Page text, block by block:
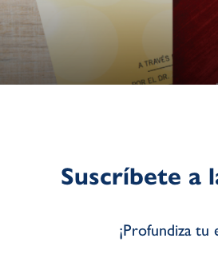
Suscríbete a
¡Profundiza